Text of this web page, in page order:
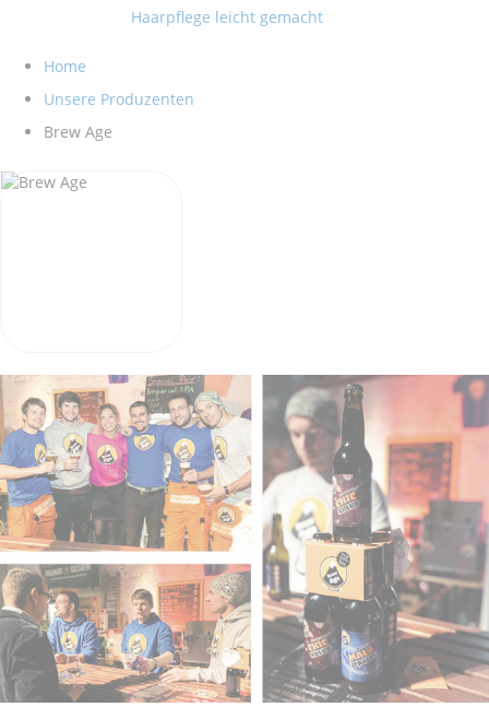
Haarpflege leicht gemacht
Home
Unsere Produzenten
Brew Age